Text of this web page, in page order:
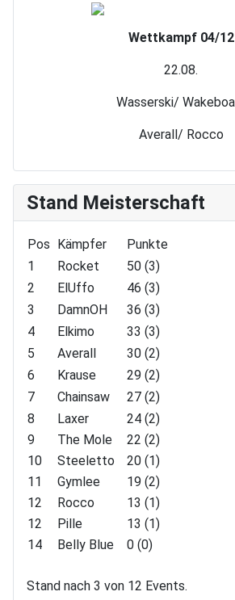
Wettkampf 04/12
22.08.
Wasserski/
Averall/ Rocco
Stand Meisterschaft
Pos Kämpfer
Punkte
1
Rocket
50 (3)
2
ElUffo
46 (3)
3
DamnOH
36 (3)
4
Elkimo
33 (3)
5
Averall
30 (2)
6
Krause
29 (2)
7
Chainsaw
27 (2)
8
Laxer
24 (2)
9
The Mole
22 (2)
10
Steeletto
20 (1)
11
Gymlee
19 (2)
12
Rocco
13 (1)
12
Pille
13 (1)
14
Belly Blue 0 (0)
Stand nach 3 von 12 Events.